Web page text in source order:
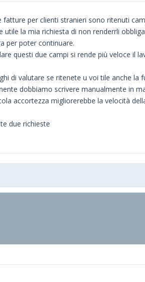
fatture per clienti stranieri sono ritenuti
utile la mia richiesta di non renderrli
per poter continuare.
questi due campi si rende più veloce
di valutare se ritenete u voi tile anche
dobbiamo scrivere manualmente in
accortezza migliorerebbe la velocità
due richieste